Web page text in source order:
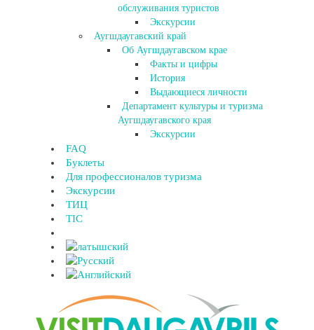
обслуживания туристов
Экскурсии
Аугшдаугавский край
Об Аугшдаугавском крае
Факты и цифры
История
Выдающиеся личности
Департамент культуры и туризма
Аугшдаугавского края
Экскурсии
FAQ
Буклеты
Для профессионалов туризма
Экскурсии
ТИЦ
TIC